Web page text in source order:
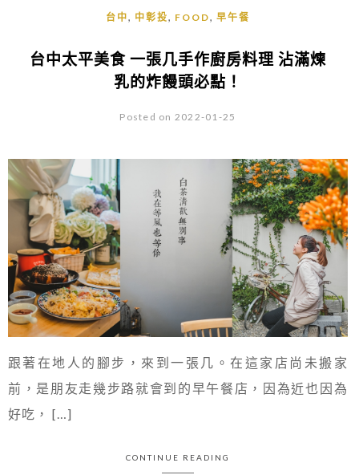
台中, 中彰投, FOOD, 早午餐
台中太平美食 一張几手作廚房料理 沾滿煉
乳的炸饅頭必點！
Posted on 2022-01-25
跟著在地人的腳步，來到一張几。在這家店尚未搬家
前，是朋友走幾步路就會到的早午餐店，因為近也因為
好吃， […]
CONTINUE READING